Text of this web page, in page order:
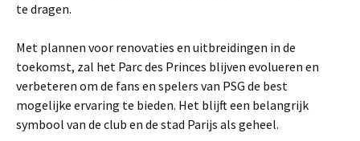
te dragen.
Met plannen voor renovaties en uitbreidingen in de
toekomst, zal het Parc des Princes blijven evolueren en
verbeteren om de fans en spelers van PSG de best
mogelijke ervaring te bieden. Het blijft een belangrijk
symbool van de club en de stad Parijs als geheel.